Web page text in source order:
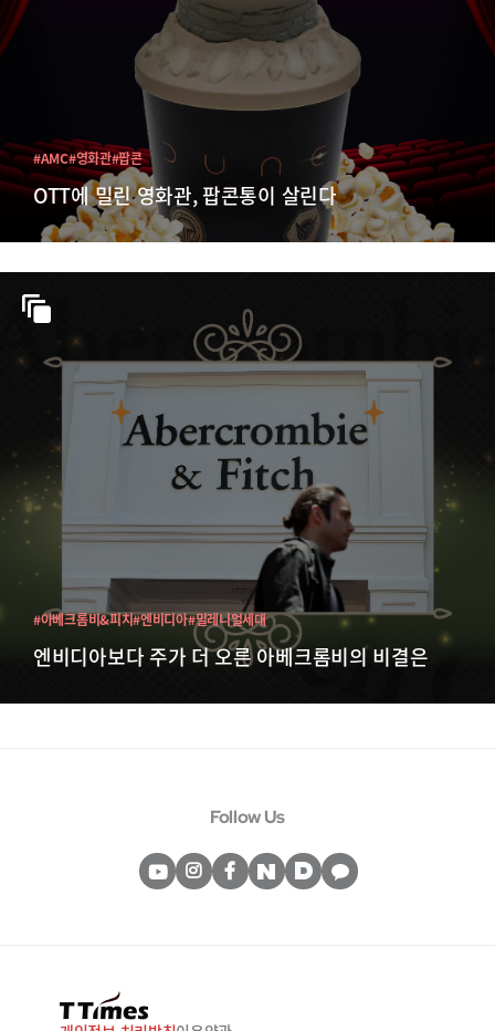
OTT에 밀린 영화관, 팝콘통이 살린다
#AMC#영화관#팝콘
엔비디아보다 주가 더 오른 아베크롬비의 비결은
#아베크롬비&피치#엔비디아#밀레니얼세대
Follow Us